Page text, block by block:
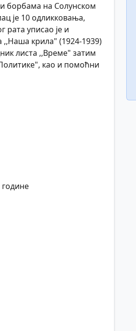
борбама на Солунском
је 10 одликковања,
рата уписао је и
,,Наша крила" (1924-1939)
листа ,,Време" затим
као и помоћни